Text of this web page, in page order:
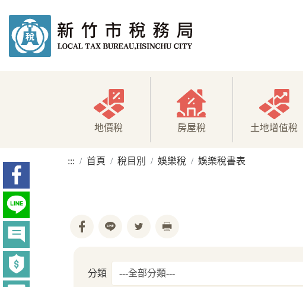
地價稅 房屋稅 土地增值稅
::: 首頁 稅目別 娛樂稅 娛樂稅書表
分類